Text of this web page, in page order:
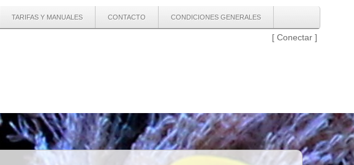
TARIFAS Y MANUALES CONTACTO CONDICIONES GENERALES
[ Conectar ]